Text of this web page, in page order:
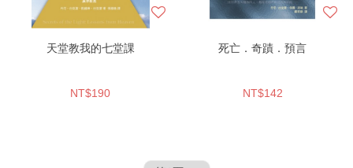
天堂教我的七堂課
NT$190
死亡．奇蹟．預言
NT$142